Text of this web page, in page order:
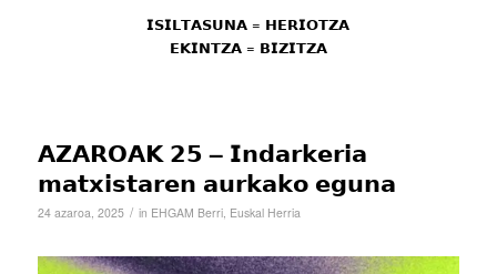
𝗜𝗦𝗜𝗟𝗧𝗔𝗦𝗨𝗡𝗔 = 𝗛𝗘𝗥𝗜𝗢𝗧𝗭𝗔
𝗘𝗞𝗜𝗡𝗧𝗭𝗔 = 𝗕𝗜𝗭𝗜𝗧𝗭𝗔
𝗔𝗭𝗔𝗥𝗢𝗔𝗞 𝟮𝟱 – 𝗜𝗻𝗱𝗮𝗿𝗸𝗲𝗿𝗶𝗮
𝗺𝗮𝘁𝘅𝗶𝘀𝘁𝗮𝗿𝗲𝗻 𝗮𝘂𝗿𝗸𝗮𝗸𝗼 𝗲𝗴𝘂𝗻𝗮
24 azaroa, 2025 / in EHGAM Berri, Euskal Herria